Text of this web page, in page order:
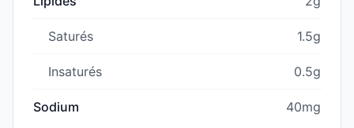
Saturés 1.5g
Insaturés 0.5g
Sodium 40mg